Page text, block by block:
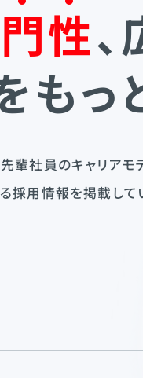
門性、
もっ
輩社員のキャリアモ
採用情報を掲載して